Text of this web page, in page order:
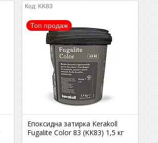
KK83
Топ продаж
Епоксидна затирка Kerakoll
Fugalite Color 83 (KK83) 1,5 кг